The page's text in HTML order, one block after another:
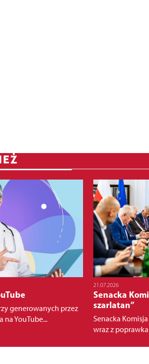
generowanych przez
YouTube...
21.07.2026
Senacka
szarlatan”
Senacka
wraz z